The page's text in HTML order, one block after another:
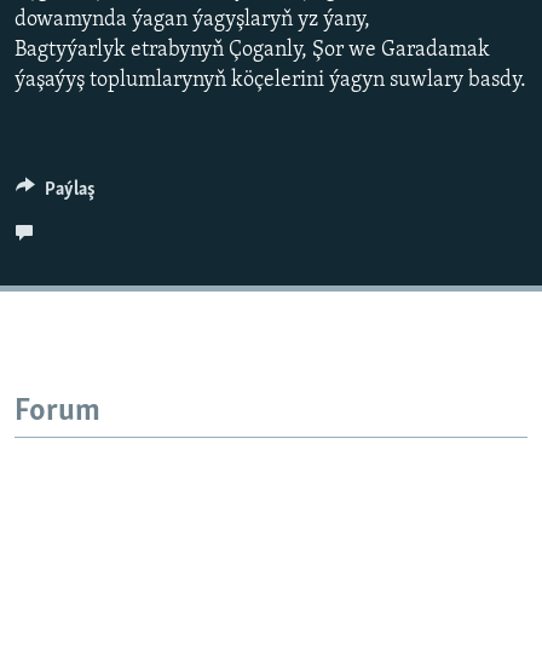
dowamynda ýagan ýagyşlaryň yz ýany,
Bagtyýarlyk etrabynyň Çoganly, Şor we Garadamak
ýaşaýyş toplumlarynyň köçelerini ýagyn suwlary basdy.
Paýlaş
Forum